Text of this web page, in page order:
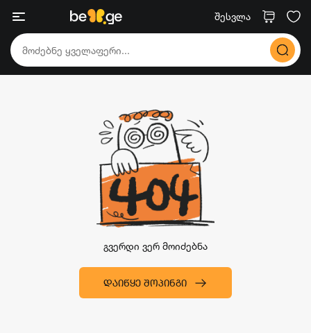
შესვლა
გვერდი ვერ მოიძებნა
ᲓᲐᲘᲬᲧᲔ ᲨᲝᲞᲘᲜᲒᲘ